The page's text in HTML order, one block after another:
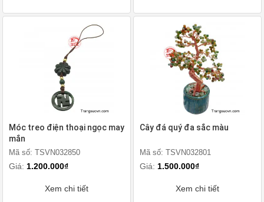
Móc treo điện thoại ngọc may
mắn
Mã số: TSVN032850
Giá: 1.200.000₫
Xem chi tiết
Cây đá quý đa sắc màu
Mã số: TSVN032801
Giá: 1.500.000₫
Xem chi tiết